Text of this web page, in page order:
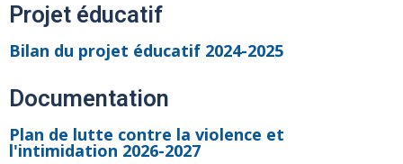
Projet éducatif
Bilan du projet éducatif 2024-2025
Documentation
Plan de lutte contre la violence et
l'intimidation 2026-2027